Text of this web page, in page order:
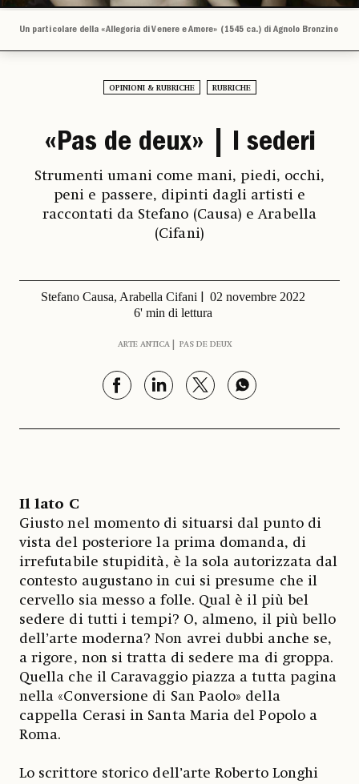
Un particolare della «Allegoria di Venere e Amore» (1545 ca.) di Agnolo Bronzino
OPINIONI & RUBRICHE RUBRICHE
«Pas de deux» | I sederi
Strumenti umani come mani, piedi, occhi,
peni e passere, dipinti dagli artisti e
raccontati da Stefano (Causa) e Arabella
(Cifani)
Stefano Causa, Arabella Cifani
02 novembre 2022
6' min di lettura
ARTE ANTICA PAS DE DEUX
Il lato C
Giusto nel momento di situarsi dal punto di
vista del posteriore la prima domanda, di
irrefutabile stupidità, è la sola autorizzata dal
contesto augustano in cui si presume che il
cervello sia messo a folle. Qual è il più bel
sedere di tutti i tempi? O, almeno, il più bello
dell’arte moderna? Non avrei dubbi anche se,
a rigore, non si tratta di sedere ma di groppa.
Quella che il Caravaggio piazza a tutta pagina
nella «Conversione di San Paolo» della
cappella Cerasi in Santa Maria del Popolo a
Roma.
Lo scrittore storico dell’arte Roberto Longhi